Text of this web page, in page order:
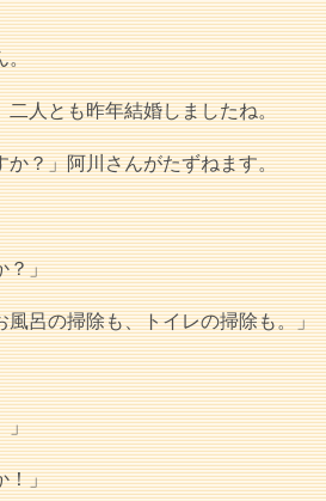
。
二人とも昨年結婚しましたね。
か？」阿川さんがたずねます。
？」
風呂の掃除も、トイレの掃除も。」
」
！」